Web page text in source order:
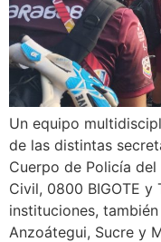
Un equipo
de las distintas
Cuerpo de Policía
Civil, 0800 BIGOTE
instituciones,
Anzoátegui, Sucre y